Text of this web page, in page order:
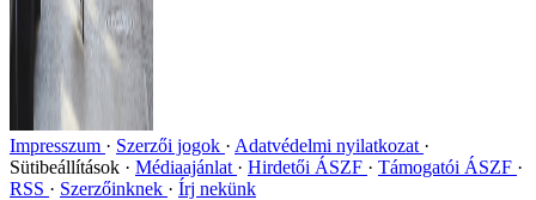
Impresszum Szerzői jogok
Adatvédelmi nyilatkozat
Sütibeállítások
Médiaajánlat Hirdetői ÁSZF
Támogatói ÁSZF
RSS
Szerzőinknek Írj nekünk